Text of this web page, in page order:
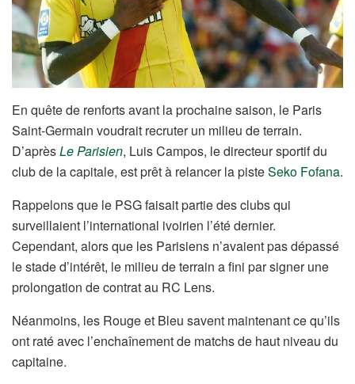
En quête de renforts avant la prochaine saison, le Paris
Saint-Germain voudrait recruter un milieu de terrain.
D’aprèsLe Parisien, Luis Campos, le directeur sportif du
club de la capitale, est prêt à relancer la pisteSeko Fofana.
Rappelons que le PSG faisait partie des clubs qui
surveillaient l’international ivoirien l’été dernier.
Cependant, alors que les Parisiens n’avaient pas dépassé
le stade d’intérêt, le milieu de terrain a fini par signer une
prolongation de contrat au RC Lens.
Néanmoins, les Rouge et Bleu savent maintenant ce qu’ils
ont raté avec l’enchaînement de matchs de haut niveau du
capitaine.